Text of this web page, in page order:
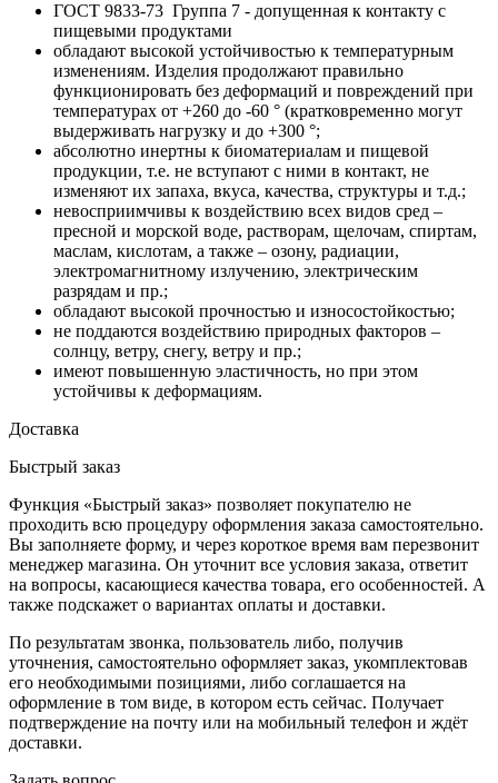
ГОСТ 9833-73 Группа 7 - допущенная к контакту с
пищевыми продуктами
обладают высокой устойчивостью к температурным
изменениям. Изделия продолжают правильно
функционировать без деформаций и повреждений при
температурах от +260 до -60 ° (кратковременно могут
выдерживать нагрузку и до +300 °;
абсолютно инертны к биоматериалам и пищевой
продукции, т.е. не вступают с ними в контакт, не
изменяют их запаха, вкуса, качества, структуры и т.д.;
невосприимчивы к воздействию всех видов сред –
пресной и морской воде, растворам, щелочам, спиртам,
маслам, кислотам, а также – озону, радиации,
электромагнитному излучению, электрическим
разрядам и пр.;
обладают высокой прочностью и износостойкостью;
не поддаются воздействию природных факторов –
солнцу, ветру, снегу, ветру и пр.;
имеют повышенную эластичность, но при этом
устойчивы к деформациям.
Доставка
Быстрый заказ
Функция «Быстрый заказ» позволяет покупателю не
проходить всю процедуру оформления заказа самостоятельно.
Вы заполняете форму, и через короткое время вам перезвонит
менеджер магазина. Он уточнит все условия заказа, ответит
на вопросы, касающиеся качества товара, его особенностей. А
также подскажет о вариантах оплаты и доставки.
По результатам звонка, пользователь либо, получив
уточнения, самостоятельно оформляет заказ, укомплектовав
его необходимыми позициями, либо соглашается на
оформление в том виде, в котором есть сейчас. Получает
подтверждение на почту или на мобильный телефон и ждёт
доставки.